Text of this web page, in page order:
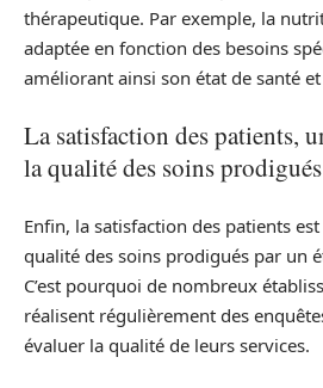
thérapeutique. Par exemple, la
adaptée en fonction des besoins
améliorant ainsi son état de santé
La satisfaction des patients,
la qualité des soins prodigués
Enfin, la satisfaction des patients
qualité des soins prodigués par un
C’est pourquoi de nombreux
réalisent régulièrement des
évaluer la qualité de leurs services.